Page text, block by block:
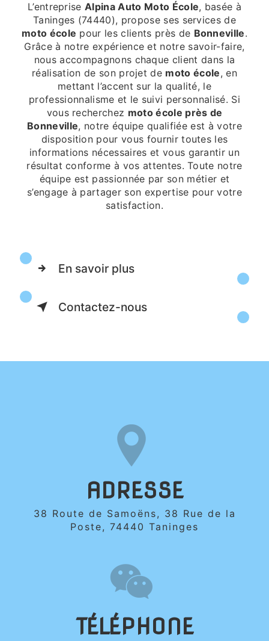
L’entrepriseAlpina Auto Moto École, basée à
Taninges (74440), propose ses services de
moto école pour les clients près de Bonneville.
Grâce à notre expérience et notre savoir-faire,
nous accompagnons chaque client dans la
réalisation de son projet de moto école, en
mettant l’accent sur la qualité, le
professionnalisme et le suivi personnalisé. Si
vous recherchez moto école près de
Bonneville, notre équipe qualifiée est à votre
disposition pour vous fournir toutes les
informations nécessaires et vous garantir un
résultat conforme à vos attentes. Toute notre
équipe est passionnée par son métier et
s’engage à partager son expertise pour votre
satisfaction.
En savoir plus
Contactez-nous
ADRESSE
38 Route de Samoëns, 38 Rue de la
Poste, 74440 Taninges
TÉLÉPHONE